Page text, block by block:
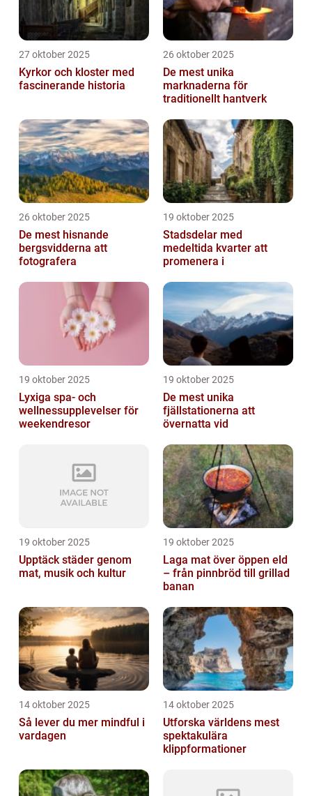
27 oktober 2025
Kyrkor och kloster med
fascinerande historia
26 oktober 2025
De mest unika
marknaderna för
traditionellt hantverk
26 oktober 2025
De mest hisnande
bergsvidderna att
fotografera
19 oktober 2025
Stadsdelar med
medeltida kvarter att
promenera i
19 oktober 2025
Lyxiga spa- och
wellnessupplevelser för
weekendresor
19 oktober 2025
De mest unika
fjällstationerna att
övernatta vid
19 oktober 2025
Upptäck städer genom
mat, musik och kultur
19 oktober 2025
Laga mat över öppen eld
– från pinnbröd till grillad
banan
14 oktober 2025
Så lever du mer mindful i
vardagen
14 oktober 2025
Utforska världens mest
spektakulära
klippformationer